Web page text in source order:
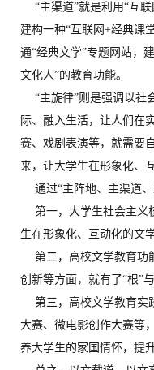
“主渠道”就是利用“互联
建构一种“互联网 +经典课
通“经典文学”专题网站，
文化人”的教育功能。
“主旋律”则是强调以社
际、融入生活，让人们在
赛、戏剧表演等，就需要
来，让大学生在形象化、
通过“主阵地、主渠道
第一，大学生社会主义
生在形象化、互动化的文
第二，高校文学教育功
创新等方面，就有了“根”与
第三，高校文学教育实
大赛、微电影创作大赛等
养大学生的家国情怀，提